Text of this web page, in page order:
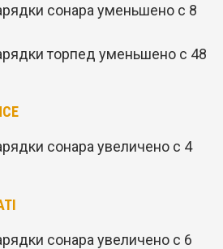
сонара уменьшено с 8
торпед уменьшено с 48
сонара увеличено с 4
сонара увеличено с 6